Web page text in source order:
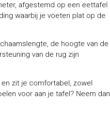
afgestemd op een eettafel
waarbij je voeten plat op de
de hoogte van de
van de rug zijn
zit je comfortabel, zowel
voor aan je tafel? Neem dan